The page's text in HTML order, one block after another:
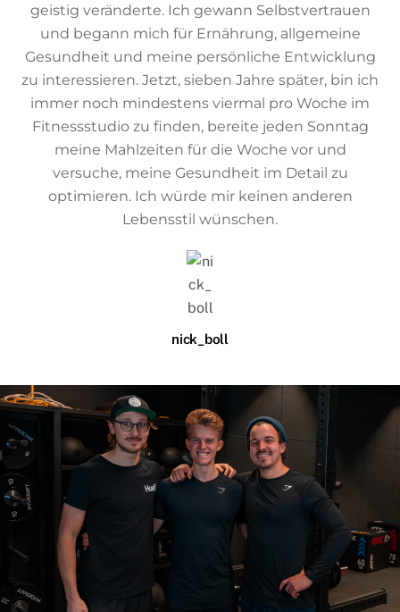
geistig veränderte. Ich gewann Selbstvertrauen
und begann mich für Ernährung, allgemeine
Gesundheit und meine persönliche Entwicklung
zu interessieren. Jetzt, sieben Jahre später, bin ich
immer noch mindestens viermal pro Woche im
Fitnessstudio zu finden, bereite jeden Sonntag
meine Mahlzeiten für die Woche vor und
versuche, meine Gesundheit im Detail zu
optimieren. Ich würde mir keinen anderen
Lebensstil wünschen.
nick_boll